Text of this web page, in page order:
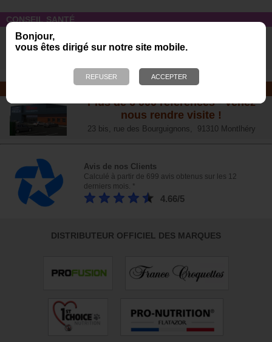
Bonjour,
vous êtes dirigé sur notre site mobile.
CONSEIL SANTÉ
traitements naturels et conseil
Plus de 6 000 références - Venez
nous rendre visite !
23 bis, rue des Bourguignons, 91310 Montlhéry
Avis de nos Clients
Calculé à partir de 699 avis obtenus sur les 12
derniers mois. *
4.66/5
DISTRIBUTEUR OFFICIEL DES MARQUES